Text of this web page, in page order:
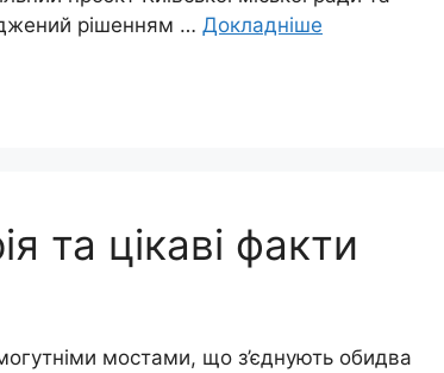
рішенням … Докладніше
та цікаві факти
мостами, що з’єднують обидва